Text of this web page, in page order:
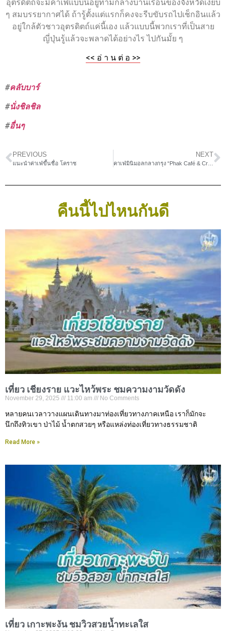
อุตรดิตถ์จะมีคาเฟ่แบบนี้อยู่ท่ามกลางบ้านเรือนของจังหวัดเงียบ
ๆ สมบรรยากาศได้ ถ้ารู้ตั้งแต่แรกก็คงจะรีบขับรถไปเช็กอินแล้ว
อยู่ใกล้ตัวชาวอุตรดิตถ์แค่นี้เอง แล้วแบบนี้พวกเราที่เป็นสาย
ญี่ปุ่นรู้แล้วจะพลาดได้อย่างไร ไปกันมั้ย ๆ
<< อ่ า น ต่ อ >>
#คลับบาร์
#นั่งชิลชิล
#อื่นๆ
PREVIOUS
แนะนำค่าเฟ่ขึ้นชื่อ โคราช
NEXT
คาเฟ่มินิมอลกลางกรุง “Phak Café & Crafts”
คืนนี้ไปไหนกันดี
เที่ยว เชียงราย แวะไหว้พระ ชมความงามวัดดัง
November 29, 2025 11:00 am No Comments
หลายคนเวลาวางแผนเดินทางมาท่องเที่ยวทางภาคเหนือ เราก็มักจะ
นึกถึงทิวเขา ป่าไม้ น้ำตกสวยๆ หรือแหล่งท่องเที่ยวทางธรรมชาติ
Read More »
เที่ยว เกาะพะงัน ชมวิวสวยน้ำทะเลใส